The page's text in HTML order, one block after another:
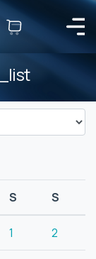
S S
1 2